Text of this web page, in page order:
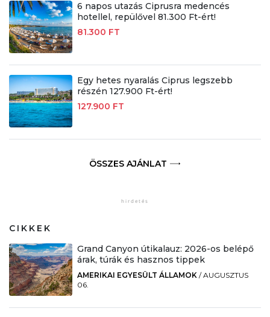
6 napos utazás Ciprusra medencés
hotellel, repülővel 81.300 Ft-ért!
81.300 FT
Egy hetes nyaralás Ciprus legszebb
részén 127.900 Ft-ért!
127.900 FT
ÖSSZES AJÁNLAT
CIKKEK
Grand Canyon útikalauz: 2026-os belépő
árak, túrák és hasznos tippek
AMERIKAI EGYESÜLT ÁLLAMOK /AUGUSZTUS
06.